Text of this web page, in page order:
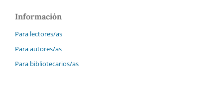
Información
Para lectores/as
Para autores/as
Para bibliotecarios/as